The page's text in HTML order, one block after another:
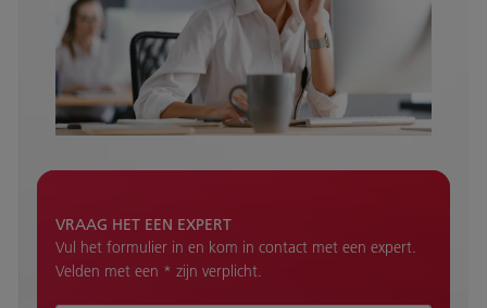
VRAAG HET EEN EXPERT
Vul het formulier in en kom in contact met een expert.
Velden met een * zijn verplicht.